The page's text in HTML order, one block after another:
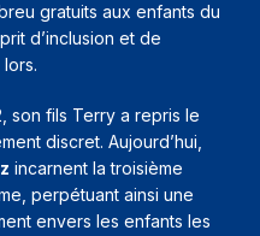
gratuits aux enfants du
d’inclusion et de
son fils Terry a repris le
discret. Aujourd’hui,
incarnent la troisième
perpétuant ainsi une
envers les enfants les